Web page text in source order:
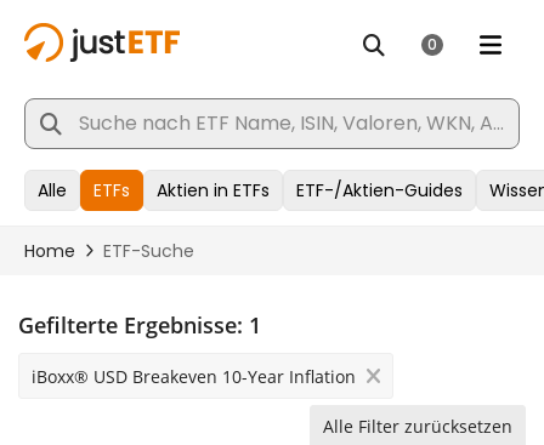
Gefilterte Ergebnisse: 1
iBoxx® USD Breakeven 10-Year Inflation
Alle Filter zurücksetzen